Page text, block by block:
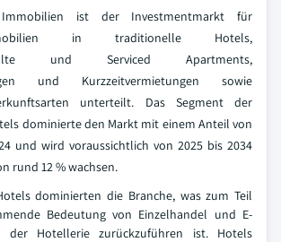
ist der Investmentmarkt für
in traditionelle Hotels,
und Serviced Apartments,
und Kurzzeitvermietungen sowie
unterteilt. Das Segment der
dominierte den Markt mit einem Anteil von
und wird voraussichtlich von 2025 bis 2034
rund 12 % wachsen.
dominierten die Branche, was zum Teil
Bedeutung von Einzelhandel und E-
der Hotellerie zurückzuführen ist. Hotels